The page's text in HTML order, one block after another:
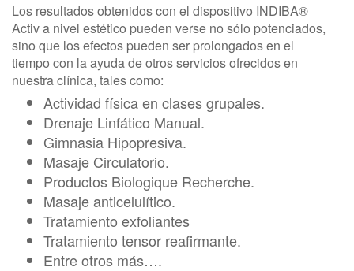
Los resultados obtenidos con el dispositivo INDIBA®
Activ a nivel estético pueden verse no sólo potenciados,
sino que los efectos pueden ser prolongados en el
tiempo con la ayuda de otros servicios ofrecidos en
nuestra clínica, tales como:
Actividad física en clases grupales.
Drenaje Linfático Manual.
Gimnasia Hipopresiva.
Masaje Circulatorio.
Productos Biologique Recherche.
Masaje anticelulítico.
Tratamiento exfoliantes
Tratamiento tensor reafirmante.
Entre otros más….